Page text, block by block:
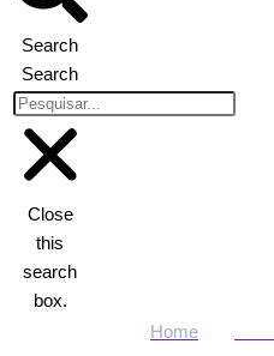
Search
Search
Close
this
search
box.
Home